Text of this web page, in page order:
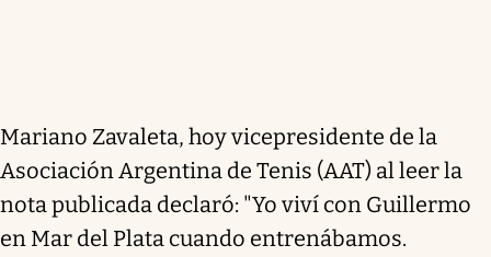
Mariano Zavaleta, hoy vicepresidente de la
Asociación Argentina de Tenis (AAT) al leer la
nota publicada declaró: "Yo viví con Guillermo
en Mar del Plata cuando entrenábamos.